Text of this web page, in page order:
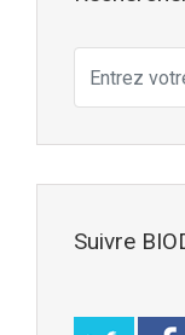
Suivre